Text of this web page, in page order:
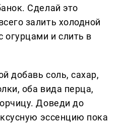
Сделай это
залить холодной
огурцами и слить в
добавь соль, сахар,
оба вида перца,
Доведи до
эссенцию пока